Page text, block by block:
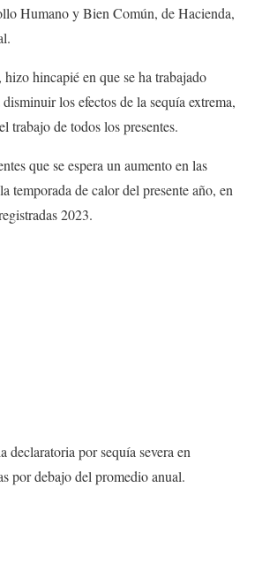
Humano y Bien Común, de Hacienda,
hincapié en que se ha trabajado
los efectos de la sequía extrema,
trabajo de todos los presentes.
que se espera un aumento en las
temporada de calor del presente año, en
2023.
declaratoria por sequía severa en
por debajo del promedio anual.